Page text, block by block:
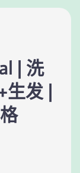
| 洗
发 |